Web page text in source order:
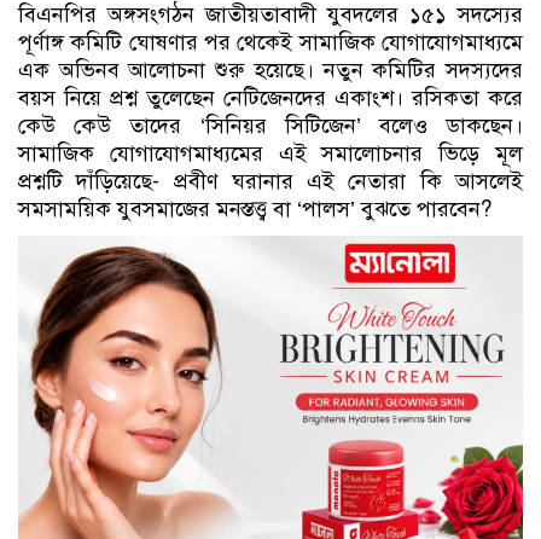
বিএনপির অঙ্গসংগঠন জাতীয়তাবাদী যুবদলের ১৫১ সদস্যের
পূর্ণাঙ্গ কমিটি ঘোষণার পর থেকেই সামাজিক যোগাযোগমাধ্যমে
এক অভিনব আলোচনা শুরু হয়েছে। নতুন কমিটির সদস্যদের
বয়স নিয়ে প্রশ্ন তুলেছেন নেটিজেনদের একাংশ। রসিকতা করে
কেউ কেউ তাদের ‘সিনিয়র সিটিজেন’ বলেও ডাকছেন।
সামাজিক যোগাযোগমাধ্যমের এই সমালোচনার ভিড়ে মূল
প্রশ্নটি দাঁড়িয়েছে- প্রবীণ ঘরানার এই নেতারা কি আসলেই
সমসাময়িক যুবসমাজের মনস্তত্ত্ব বা ‘পালস’ বুঝতে পারবেন?